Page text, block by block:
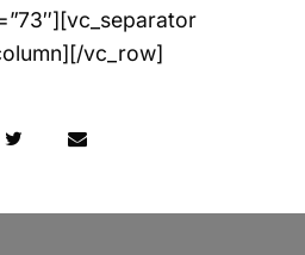
vc_row]